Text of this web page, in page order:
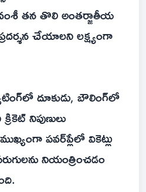
తన తొలి అంతర్జాతీయ
చేయాలని లక్ష్యంగా
దూకుడు, బౌలింగ్‌లో
నిపుణులు
పవర్‌ప్లేలో వికెట్లు
నియంత్రించడం